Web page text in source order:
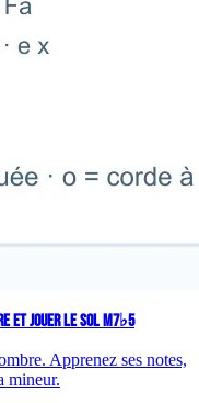
ET JOUER LE SOL M7♭5
Apprenez ses notes,
mineur.